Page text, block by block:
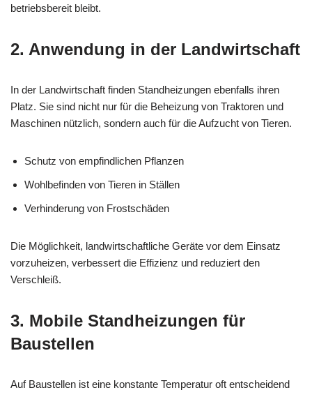
betriebsbereit bleibt.
2. Anwendung in der Landwirtschaft
In der Landwirtschaft finden Standheizungen ebenfalls ihren
Platz. Sie sind nicht nur für die Beheizung von Traktoren und
Maschinen nützlich, sondern auch für die Aufzucht von Tieren.
Schutz von empfindlichen Pflanzen
Wohlbefinden von Tieren in Ställen
Verhinderung von Frostschäden
Die Möglichkeit, landwirtschaftliche Geräte vor dem Einsatz
vorzuheizen, verbessert die Effizienz und reduziert den
Verschleiß.
3. Mobile Standheizungen für
Baustellen
Auf Baustellen ist eine konstante Temperatur oft entscheidend